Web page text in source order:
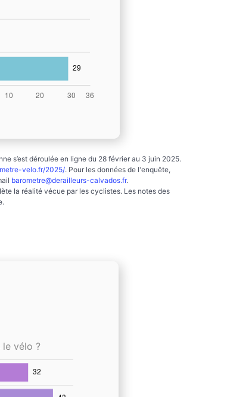
s’est déroulée en ligne du 28 février au 3 juin 2025.
velo.fr/2025/. Pour les données de l'enquête,
barometre@derailleurs-calvados.fr.
la réalité vécue par les cyclistes. Les notes des
vélo ?